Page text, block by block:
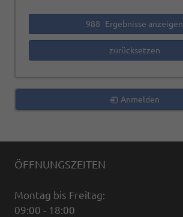
988 Ergebnisse anzeigen
zurücksetzen
Anmelden
ÖFFNUNGSZEITEN
Montag bis Freitag:
09:00 - 18:00